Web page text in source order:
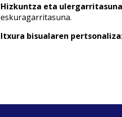
Hizkuntza eta
eskuragarritasuna.
Itxura bisualaren